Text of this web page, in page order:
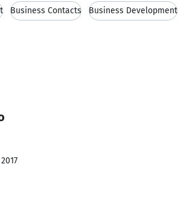
Business Contacts Business Development